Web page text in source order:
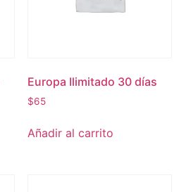
Europa Ilimitado 30 días
$65
Añadir al carrito